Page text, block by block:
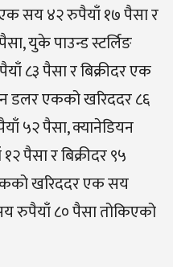
सय ४२ रुपैयाँ १७ पैसा र
युके पाउन्ड स्टर्लिङ
८३ पैसा र बिक्रीदर एक
डलर एकको खरिददर ८६
५२ पैसा, क्यानेडियन
पैसा र बिक्रीदर ९५
खरिददर एक सय
रुपैयाँ ८० पैसा तोकिएको